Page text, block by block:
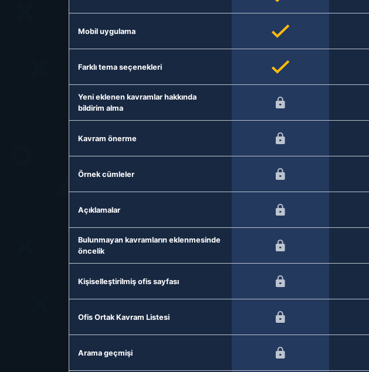
Mobil uygulama
Farklı tema seçenekleri
Yeni eklenen kavramlar hakkında
bildirim alma
Kavram önerme
Örnek cümleler
Açıklamalar
Bulunmayan kavramların eklenmesinde
öncelik
Kişiselleştirilmiş ofis sayfası
Ofis Ortak Kavram Listesi
Arama geçmişi